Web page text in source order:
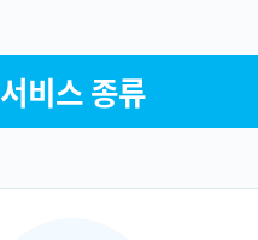
서비스 종류